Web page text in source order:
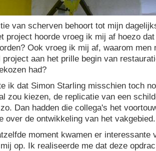
van scherven behoort tot mijn
project hoorde vroeg ik mij af hoezo
Ook vroeg ik mij af, waarom men
aan het prille begin van
had?
ik dat Simon Starling misschien toch
zou kiezen, de replicatie van een
Dan hadden die collega's het
over de ontwikkeling van het vakgebied.
moment kwamen er interessante
op. Ik realiseerde me dat deze